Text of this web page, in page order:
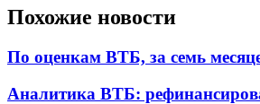
Похожие новости
По оценкам ВТБ, за семь
Аналитика ВТБ: